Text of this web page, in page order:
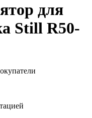
для
Still R50-